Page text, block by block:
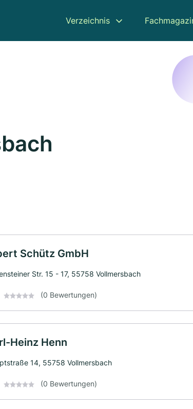
Verzeichnis
Schütz GmbH
Str. 15 - 17, 55758 Vollmersbach
(0 Bewertungen)
Heinz Henn
14, 55758 Vollmersbach
(0 Bewertungen)